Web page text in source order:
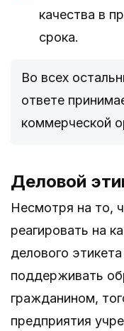
качества в
срока.
Во всех
ответе
коммерческой
Деловой
Несмотря на то,
реагировать на
делового
поддерживать
гражданином,
предприятия